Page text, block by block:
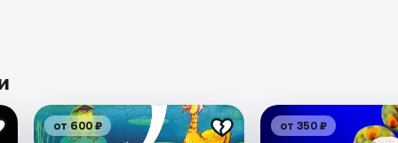
от 600 ₽ от 350 ₽